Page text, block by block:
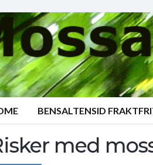
BENSALTENSID
med